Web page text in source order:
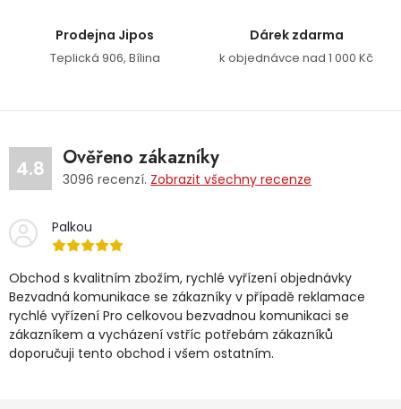
Ochranné pomůcky
Jaký je aktuální stav mé objednávky?
Velkoobchodní spolupráce (B2B) Prodejna nářadí
Prodejna Jipos
Teplická 906, Bílina
Dárek zdarma
k objednávce nad 1 000 Kč
4.8 Ověřeno zákazníky
3096 recenzí. Zobrazit všechny recenze
Palkou
Obchod s kvalitním zbožím, rychlé vyřízení objednávky
Bezvadná komunikace se zákazníky v případě reklamace
rychlé vyřízení Pro celkovou bezvadnou komunikaci se
zákazníkem a vycházení vstříc potřebám zákazníků
doporučuji tento obchod i všem ostatním.